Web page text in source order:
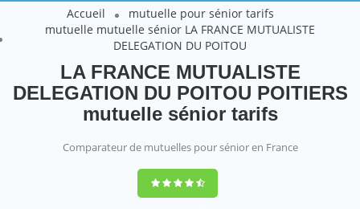
Accueil
mutuelle pour sénior tarifs
mutuelle mutuelle sénior LA FRANCE MUTUALISTE
DELEGATION DU POITOU
LA FRANCE MUTUALISTE
DELEGATION DU POITOU POITIERS
mutuelle sénior tarifs
Comparateur de mutuelles pour sénior en France